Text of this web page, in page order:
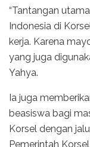
“Tantangan
Indonesia di
kerja. Karena
yang juga
Yahya.
Ia juga
beasiswa bagi
Korsel dengan
Pemerintah